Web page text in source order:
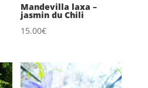
Mandevilla laxa –
jasmin du Chili
15.00€